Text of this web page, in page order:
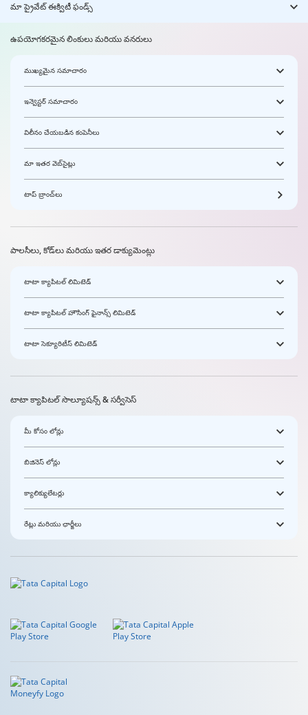
మా ప్రైవేట్ ఈక్విటీ ఫండ్స్
ఉపయోగకరమైన లింకులు మరియు వనరులు
ముఖ్యమైన సమాచారం
ఇన్వెస్టర్ సమాచారం
విలీనం చేయబడిన కంపెనీలు
మా ఇతర వెబ్‌సైట్లు
టాప్ బ్రాంచ్‌లు
పాలసీలు, కోడ్‌లు మరియు ఇతర డాక్యుమెంట్లు
టాటా క్యాపిటల్ లిమిటెడ్
టాటా క్యాపిటల్ హౌసింగ్ ఫైనాన్స్ లిమిటెడ్
టాటా సెక్యూరిటీస్ లిమిటెడ్
టాటా క్యాపిటల్ సొల్యూషన్స్ & సర్వీసెస్
మీ కోసం లోన్లు
బిజినెస్ లోన్లు
క్యాలిక్యులేటర్లు
రేట్లు మరియు ఛార్జీలు